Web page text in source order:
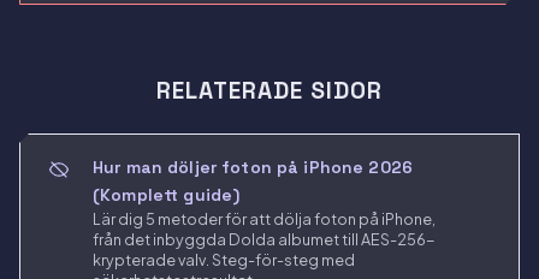
RELATERADE SIDOR
Hur man döljer foton på iPhone 2026
(Komplett guide)
Lär dig 5 metoder för att dölja foton på iPhone,
från det inbyggda Dolda albumet till AES-256-
krypterade valv. Steg-för-steg med